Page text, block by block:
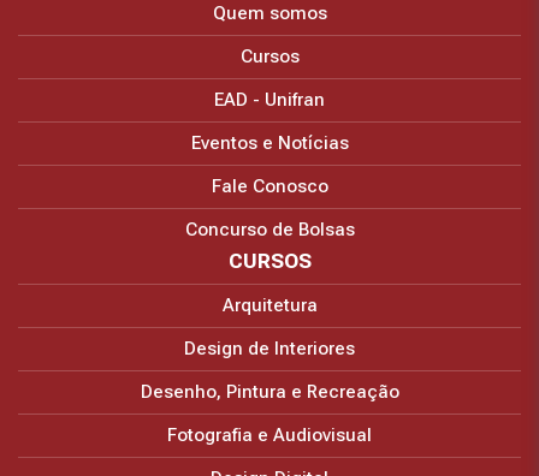
Quem somos
Cursos
EAD - Unifran
Eventos e Notícias
Fale Conosco
Concurso de Bolsas
CURSOS
Arquitetura
Design de Interiores
Desenho, Pintura e Recreação
Fotografia e Audiovisual